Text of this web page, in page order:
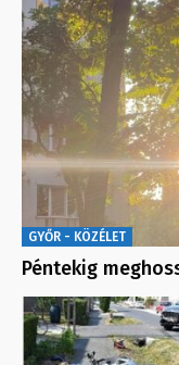
GYŐR - KÖZÉLET
Péntekig